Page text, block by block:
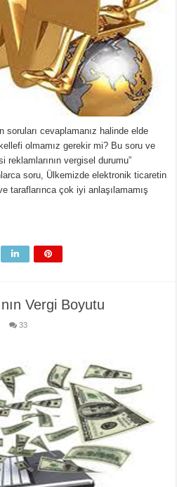
cevaplamanız halinde elde
olmamız gerekir mi? Bu soru ve
reklamlarının vergisel durumu”
soru, Ülkemizde elektronik ticaretin
taraflarınca çok iyi anlaşılamamış
Vergi Boyutu
33